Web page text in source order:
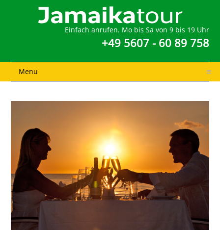
Einfach anrufen. Mo bis Sa von 9 bis 19 Uhr
+49 5607 - 60 89 758
Menu